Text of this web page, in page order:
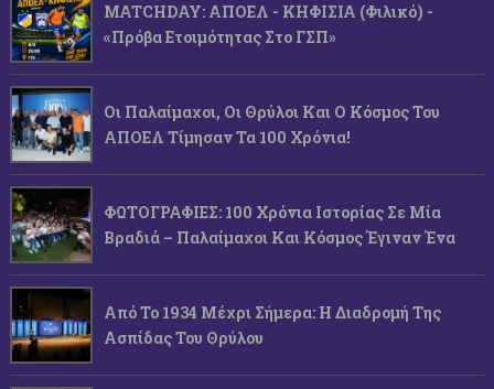
MATCHDAY: ΑΠΟΕΛ - ΚΗΦΙΣΙΑ (φιλικό) -
«Πρόβα Ετοιμότητας Στο ΓΣΠ»
Οι Παλαίμαχοι, Οι Θρύλοι Και Ο Κόσμος Του
ΑΠΟΕΛ Τίμησαν Τα 100 Χρόνια!
ΦΩΤΟΓΡΑΦΙΕΣ: 100 Χρόνια Ιστορίας Σε Μία
Βραδιά – Παλαίμαχοι Και Κόσμος Έγιναν Ένα
Από Το 1934 Μέχρι Σήμερα: Η Διαδρομή Της
Ασπίδας Του Θρύλου